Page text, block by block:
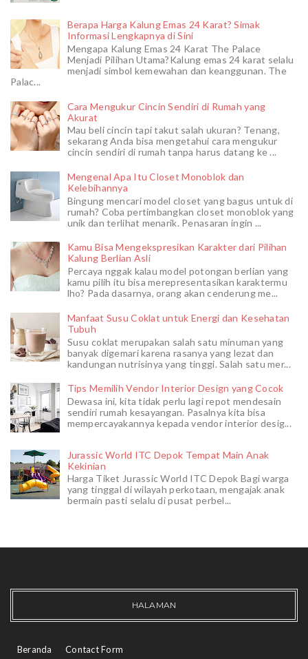
Berapa Harga Kalung Emas 24 Karat? Simak
Informasi Lengkapnya di Sini
Mengapa Kalung Emas 24 Karat The Palace
Menjadi Pilihan Utama?Kalung emas 24 karat selalu
menjadi simbol kemewahan dan keanggunan. The
Palac...
Cara Mengukur Cincin Sendiri di Rumah yang
Akurat
Mau beli cincin tapi takut salah ukuran? Tenang,
sekarang Anda bisa mengetahui cara mengukur
cincin sendiri di rumah tanpa harus datang ke ...
Mengenal Apa Itu Closet Monoblok dan
Kelebihannya
Bingung mencari model closet yang bagus untuk di
rumah? Coba pertimbangkan closet monoblok yang
unik dan terlihat menarik. Penasaran ingin ...
Kamu Bisa Mengekspresikan Karakter dari Pilihan
Kalung Berlian Asli
Percaya nggak kalau model potongan berlian yang
kamu pilih itu bisa merepresentasikan karaktermu
lho? Pada dasarnya, orang akan cenderung me...
Manfaat Susu Coklat untuk Energi dan Kesehatan
Tubuh
Susu coklat merupakan salah satu minuman yang
banyak digemari karena rasanya yang lezat dan
kandungan nutrisinya yang tinggi. Salah satu mer...
Tips Memilih Vendor Interior Design yang Cocok
Dewasa ini, kita tidak perlu lagi repot mendesain
sendiri rumah kesayangan. Pasalnya kita bisa
mempercayakannya kepada vendor interior desig...
Jurassic World ITC Depok Tempat Main Anak
Kekinian
Harga Tiket Jurassic World ITC Depok Bagi warga
yang tinggal di wilayah perkotaan, mengajak anak
bermain pasti selalu di pusat perbel...
HALAMAN
Beranda Contact Form